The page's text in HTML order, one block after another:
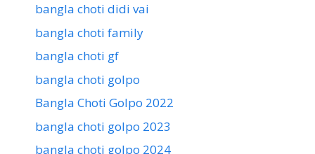
bangla choti didi vai
bangla choti family
bangla choti gf
bangla choti golpo
Bangla Choti Golpo 2022
bangla choti golpo 2023
bangla choti golpo 2024